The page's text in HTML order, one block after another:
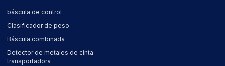
báscula de control
Clasificador de peso
Báscula combinada
Detector de metales de cinta
transportadora